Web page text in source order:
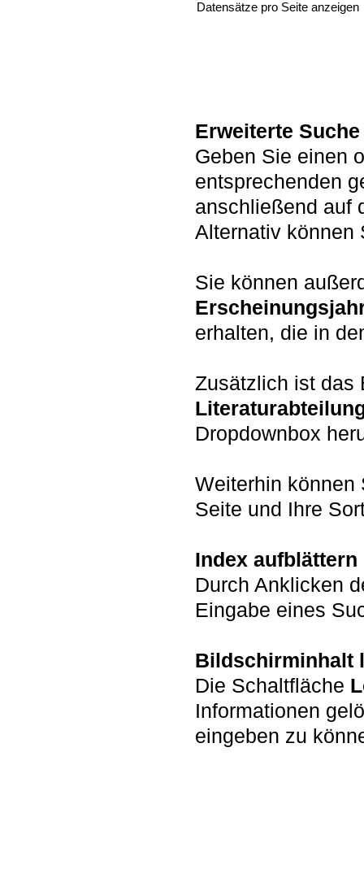
Datensätze pro Seite anzeigen
Erweiterte Suche
Geben Sie einen
entsprechenden
anschließend auf
Alternativ können
Sie können
erhalten, die in
Zusätzlich ist
Dropdownbox
Weiterhin können
Seite und Ihre
Index aufblättern
Durch Anklicken
Eingabe eines
Bildschirminhalt
Die Schaltfläche
Informationen
eingeben zu